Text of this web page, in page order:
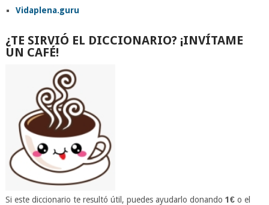
Vidaplena.guru
¿TE SIRVIÓ EL DICCIONARIO? ¡INVÍTAME
UN CAFÉ!
Si este diccionario te resultó útil, puedes ayudarlo donando 1€o el